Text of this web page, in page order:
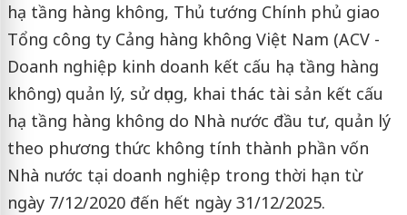
hạ tầng hàng không, Thủ tướng Chính phủ giao
Tổng công ty Cảng hàng không Việt Nam (ACV -
Doanh nghiệp kinh doanh kết cấu hạ tầng hàng
không) quản lý, sử dụng, khai thác tài sản kết cấu
hạ tầng hàng không do Nhà nước đầu tư, quản lý
theo phương thức không tính thành phần vốn
Nhà nước tại doanh nghiệp trong thời hạn từ
ngày 7/12/2020 đến hết ngày 31/12/2025.